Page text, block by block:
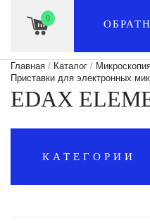
0
Главная / Каталог /
Приставки для электронных
EDAX
КАТЕГОРИИ